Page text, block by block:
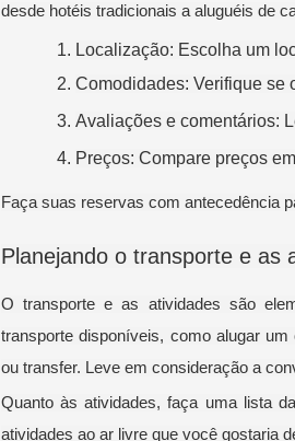
desde hotéis tradicionais a aluguéis de
Localização: Escolha um
Comodidades: Verifique se
Avaliações e comentários:
Preços: Compare preços
Faça suas reservas com antecedência
Planejando o transporte e as
O transporte e as atividades são
transporte disponíveis, como alugar
ou transfer. Leve em consideração a
Quanto às atividades, faça uma lista
atividades ao ar livre que você gostaria